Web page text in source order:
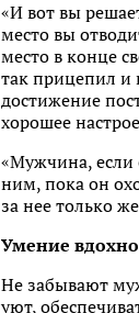
«И вот вы
место вы
место в конце
так прицепил и
достижение
хорошее
«Мужчина,
ним, пока он
за нее только
Умение
Не забывают
уют,